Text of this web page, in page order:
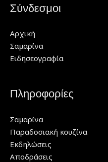
Σύνδεσμοι
Αρχική
Σαμαρίνα
Ειδησεογραφία
Πληροφορίες
Σαμαρίνα
Παραδοσιακή κουζίνα
Εκδηλώσεις
Αποδράσεις